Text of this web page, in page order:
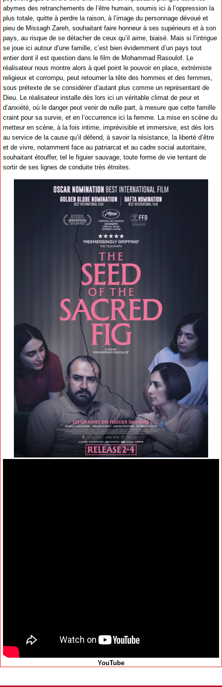
abymes des retranchements de l’être humain, soumis ici à l’oppression la
plus totale, quitte à perdre la raison, à l’image du personnage dévoué et
pieu de Missagh Zareh, souhaitant faire honneur à ses supérieurs et à son
pays, au risque de se détacher de ceux qu’il aime, biaisé. Mais si l’intrigue
se joue ici autour d’une famille, c’est bien évidemment d’un pays tout
entier dont il est question dans le film de Mohammad Rasoulof. Le
réalisateur nous montre alors à quel point le pouvoir en place, extrémiste
religieux et corrompu, peut retourner la tête des hommes et des femmes,
sous prétexte de se considérer d’autant plus comme un représentant de
Dieu. Le réalisateur installe dès lors ici un véritable climat de peur et
d’anxiété, où le danger peut venir de nulle part, à mesure que cette famille
craint pour sa survie, et en l’occurrence ici la femme. La mise en scène du
metteur en scène, à la fois intime, imprévisible et immersive, est dès lors
au service de la cause qu’il défend, à savoir la résistance, la liberté d’être
et de vivre, notamment face au patriarcat et au cadre social autoritaire,
souhaitant étouffer, tel le figuier sauvage, toute forme de vie tentant de
sortir de ses lignes de conduite très étroites.
YouTube